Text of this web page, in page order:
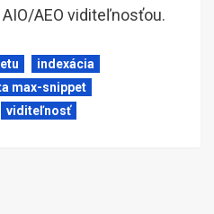
AEO viditeľnosťou.
indexácia
max-snippet
viditeľnosť